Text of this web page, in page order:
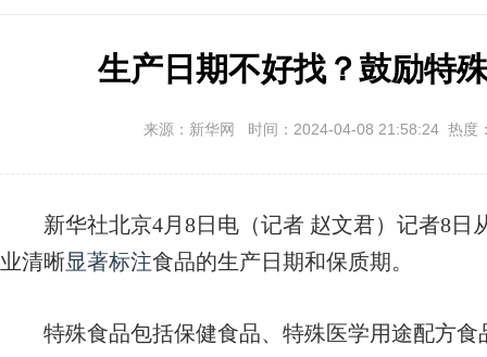
生产日期不好找？鼓励特
来源：新华网 时间：2024-04-08 21:58:24 热度
新华社北京4月8日电（记者 赵文君）记者8日
业清晰显著标注食品的生产日期和保质期。
特殊食品包括保健食品、特殊医学用途配方食